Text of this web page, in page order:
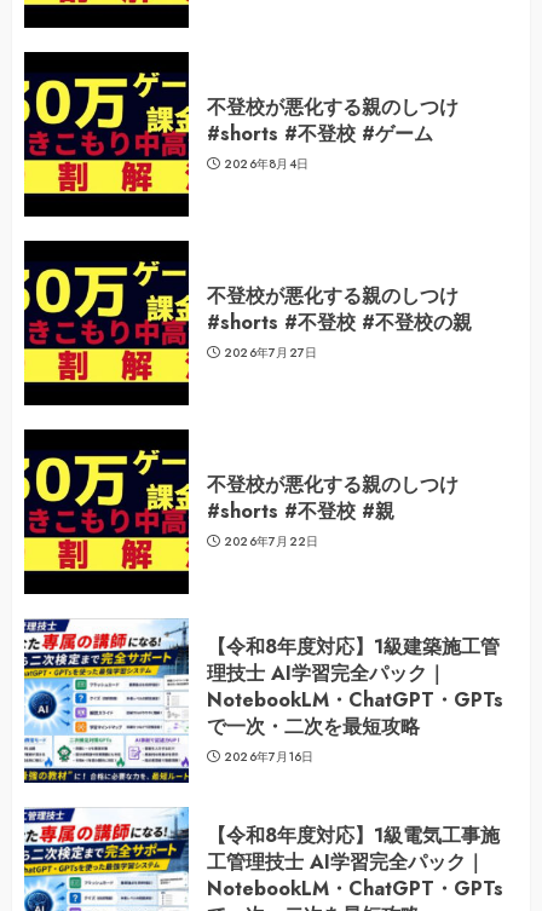
不登校が悪化する親のしつけ
#shorts #不登校 #ゲーム
2026年8月4日
不登校が悪化する親のしつけ
#shorts #不登校 #不登校の親
2026年7月27日
不登校が悪化する親のしつけ
#shorts #不登校 #親
2026年7月22日
【令和8年度対応】1級建築施工管
理技士 AI学習完全パック｜
NotebookLM・ChatGPT・GPTs
で一次・二次を最短攻略
2026年7月16日
【令和8年度対応】1級電気工事施
工管理技士 AI学習完全パック｜
NotebookLM・ChatGPT・GPTs